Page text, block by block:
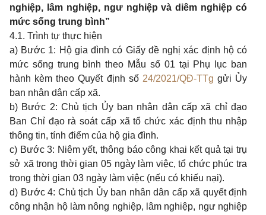
nghiệp, lâm nghiệp, ngư nghiệp và diêm nghiệp có
mức sống trung bình”
4.1. Trình tự thực hiện
a) Bước 1: Hộ gia đình có Giấy đề nghị xác định hộ có
mức sống trung bình theo Mẫu số 01 tại Phụ lục ban
hành kèm theo Quyết định số 24/2021/QĐ-TTg gửi Ủy
ban nhân dân cấp xã.
b) Bước 2: Chủ tịch Ủy ban nhân dân cấp xã chỉ đạo
Ban Chỉ đạo rà soát cấp xã tổ chức xác định thu nhập
thông tin, tính điểm của hộ gia đình.
c) Bước 3: Niêm yết, thông báo công khai kết quả tại trụ
sở xã trong thời gian 05 ngày làm việc, tổ chức phúc tra
trong thời gian 03 ngày làm việc (nếu có khiếu nại).
d) Bước 4: Chủ tịch Ủy ban nhân dân cấp xã quyết định
công nhận hộ làm nông nghiệp, lâm nghiệp, ngư nghiệp